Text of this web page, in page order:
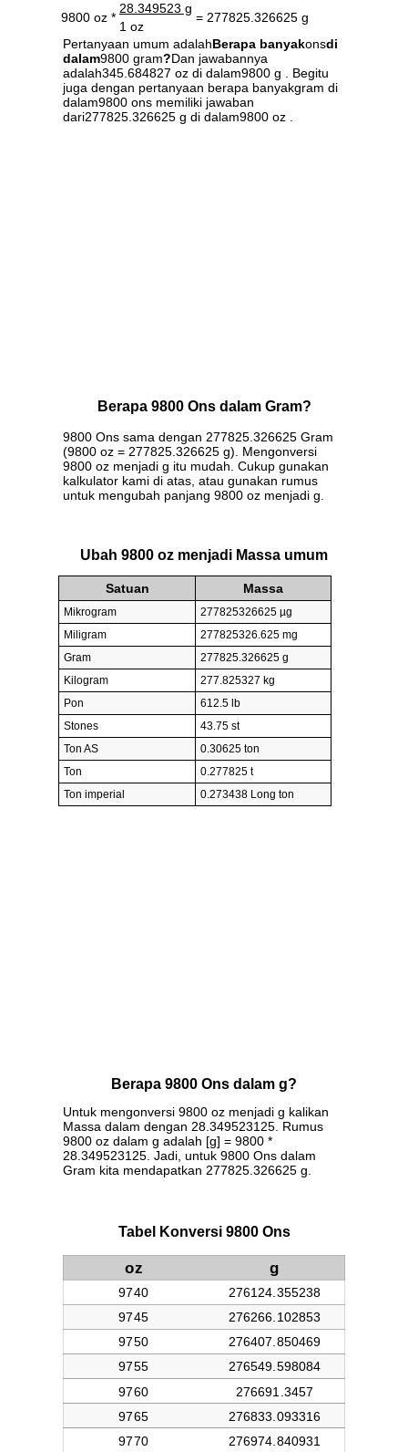
9800 oz *
28.349523 g
= 277825.326625 g
1 oz
Pertanyaan umum adalahBerapa banyakonsdi
dalam9800 gram?Dan jawabannya
adalah345.684827 oz di dalam9800 g . Begitu
juga dengan pertanyaan berapa banyakgram di
dalam9800 ons memiliki jawaban
dari277825.326625 g di dalam9800 oz .
Berapa 9800 Ons dalam Gram?
9800 Ons sama dengan 277825.326625 Gram
(9800 oz = 277825.326625 g). Mengonversi
9800 oz menjadi g itu mudah. Cukup gunakan
kalkulator kami di atas, atau gunakan rumus
untuk mengubah panjang 9800 oz menjadi g.
Ubah 9800 oz menjadi Massa umum
Satuan Massa
Mikrogram
277825326625 µg
Miligram
277825326.625 mg
Gram
277825.326625 g
Kilogram
277.825327 kg
Pon
612.5 lb
Stones
43.75 st
Ton AS
0.30625 ton
Ton
0.277825 t
Ton imperial
0.273438 Long ton
Berapa 9800 Ons dalam g?
Untuk mengonversi 9800 oz menjadi g kalikan
Massa dalam dengan 28.349523125. Rumus
9800 oz dalam g adalah [g] = 9800 *
28.349523125. Jadi, untuk 9800 Ons dalam
Gram kita mendapatkan 277825.326625 g.
Tabel Konversi 9800 Ons